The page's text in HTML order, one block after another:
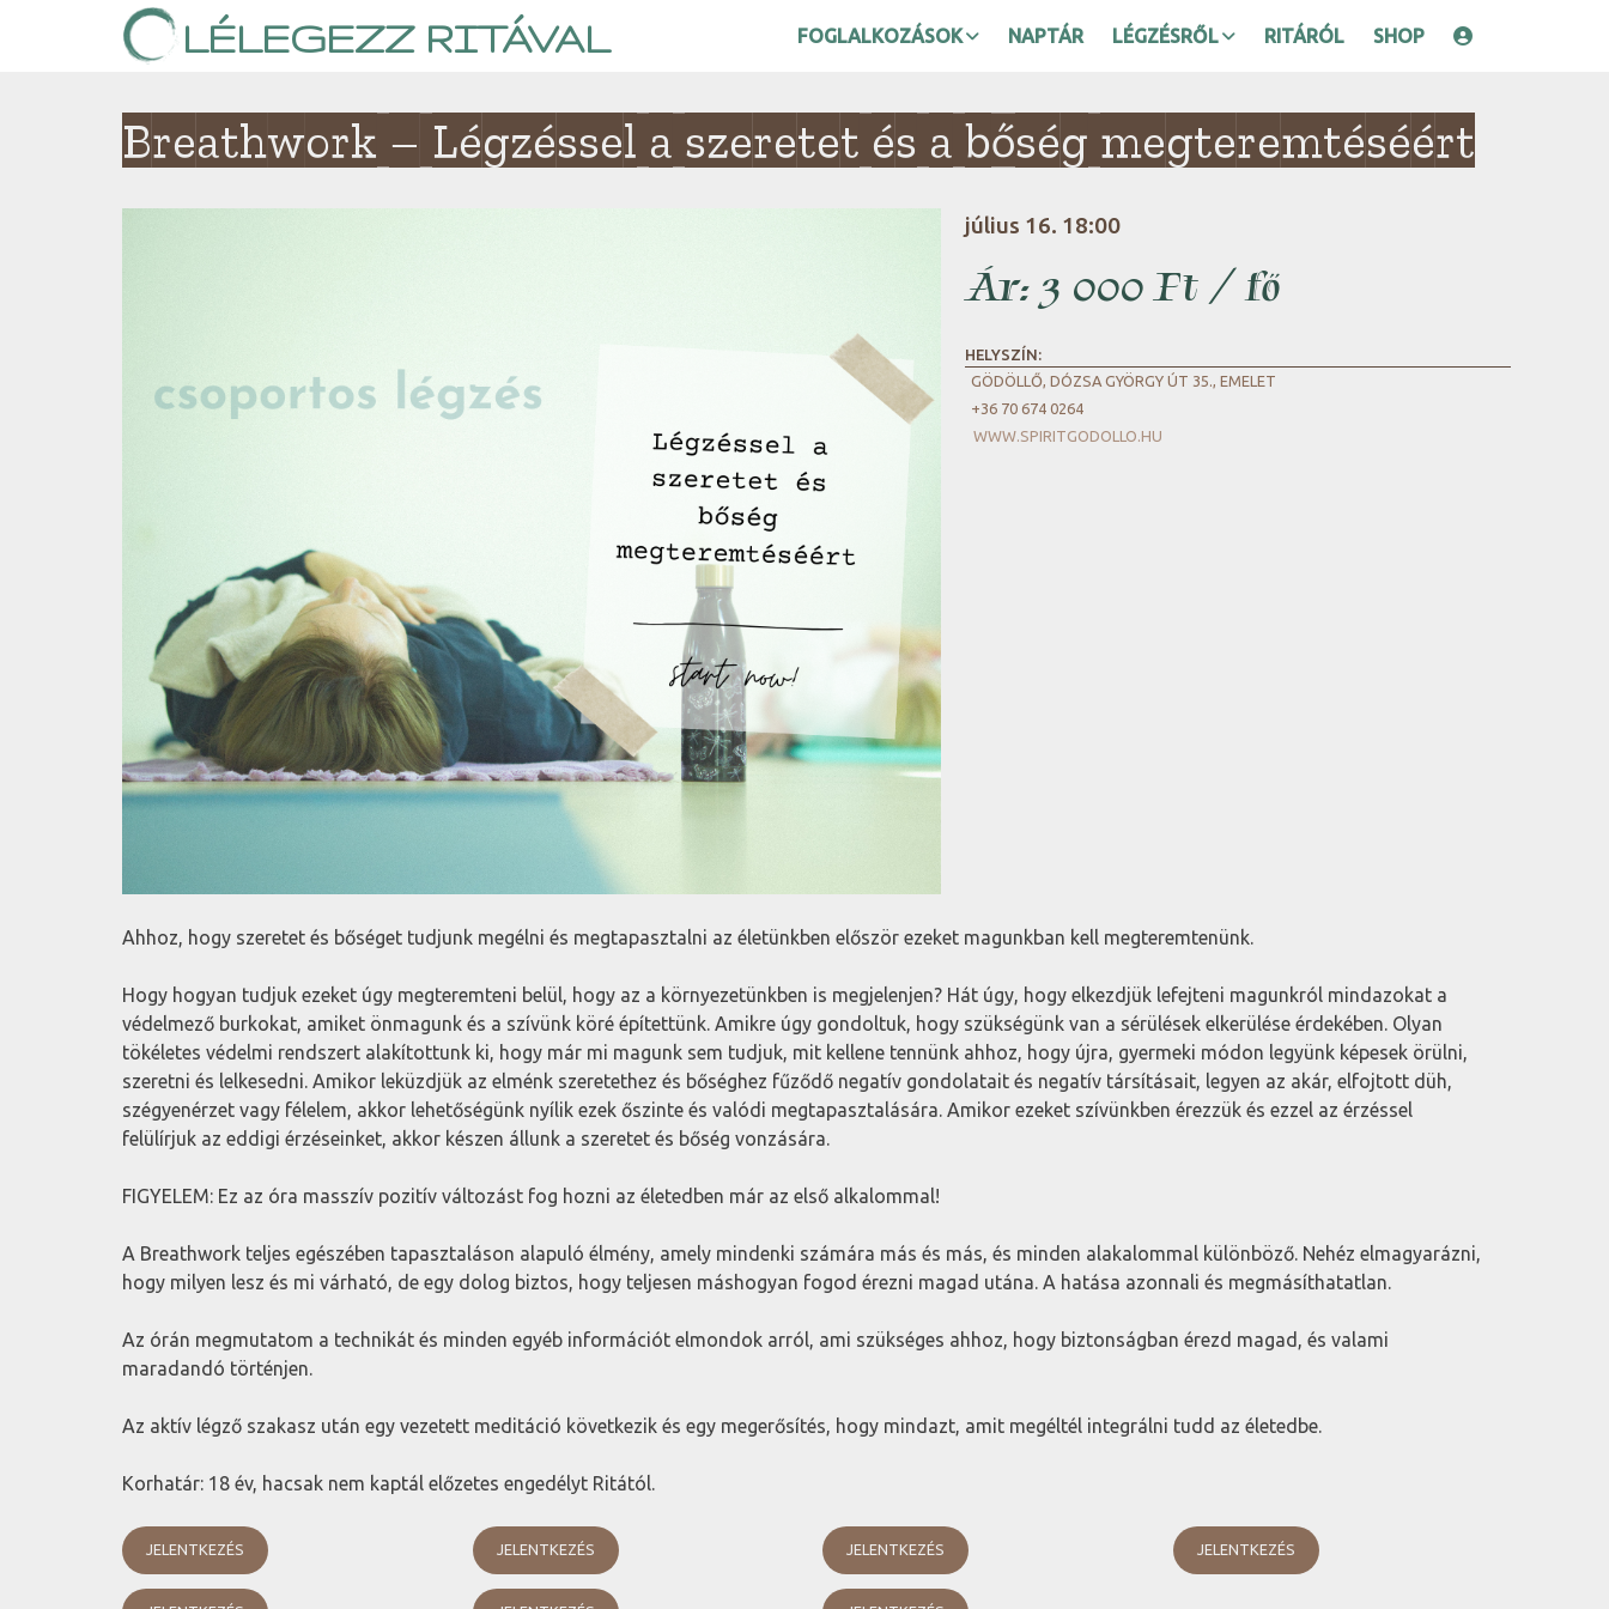
LÉLEGEZZ RITÁVAL FOGLALKOZÁSOK NAPTÁR LÉGZÉSRŐL RITÁRÓL SHOP
Breathwork – Légzéssel a szeretet és a bőség megteremtéséért
július 16. 18:00
Ár: 3 000 Ft / fő
HELYSZÍN:
GÖDÖLLŐ, DÓZSA GYÖRGY ÚT 35., EMELET
+36 70 674 0264
WWW.SPIRITGODOLLO.HU
Ahhoz, hogy szeretet és bőséget tudjunk megélni és megtapasztalni az életünkben először ezeket magunkban kell megteremtenünk.
Hogy hogyan tudjuk ezeket úgy megteremteni belül, hogy az a környezetünkben is megjelenjen? Hát úgy, hogy elkezdjük lefejteni magunkról mindazokat a
védelmező burkokat, amiket önmagunk és a szívünk köré építettünk. Amikre úgy gondoltuk, hogy szükségünk van a sérülések elkerülése érdekében. Olyan
tökéletes védelmi rendszert alakítottunk ki, hogy már mi magunk sem tudjuk, mit kellene tennünk ahhoz, hogy újra, gyermeki módon legyünk képesek örülni,
szeretni és lelkesedni. Amikor leküzdjük az elménk szeretethez és bőséghez fűződő negatív gondolatait és negatív társításait, legyen az akár, elfojtott düh,
szégyenérzet vagy félelem, akkor lehetőségünk nyílik ezek őszinte és valódi megtapasztalására. Amikor ezeket szívünkben érezzük és ezzel az érzéssel
felülírjuk az eddigi érzéseinket, akkor készen állunk a szeretet és bőség vonzására.
FIGYELEM: Ez az óra masszív pozitív változást fog hozni az életedben már az első alkalommal!
A Breathwork teljes egészében tapasztaláson alapuló élmény, amely mindenki számára más és más, és minden alakalommal különböző. Nehéz elmagyarázni,
hogy milyen lesz és mi várható, de egy dolog biztos, hogy teljesen máshogyan fogod érezni magad utána. A hatása azonnali és megmásíthatatlan.
Az órán megmutatom a technikát és minden egyéb információt elmondok arról, ami szükséges ahhoz, hogy biztonságban érezd magad, és valami
maradandó történjen.
Az aktív légző szakasz után egy vezetett meditáció következik és egy megerősítés, hogy mindazt, amit megéltél integrálni tudd az életedbe.
Korhatár: 18 év, hacsak nem kaptál előzetes engedélyt Ritától.
JELENTKEZÉS JELENTKEZÉS JELENTKEZÉS JELENTKEZÉS